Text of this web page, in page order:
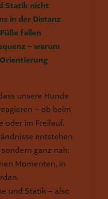
Statik nicht
in der Distanz
fallen
– warum
unsere Hunde
– ob beim
oder im Freilauf.
entstehen
ganz nah:
Momenten, in
und Statik – also